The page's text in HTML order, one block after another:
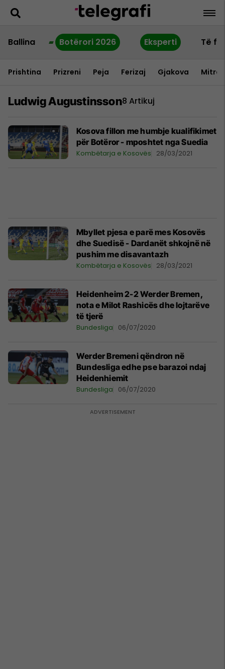
Ballina Botërori 2026 Eksperti Të
Prishtina Prizreni Peja Ferizaj Gjakova
Ludwig Augustinsson8 Artikuj
Kosova fillon me humbje kualifikimet
për Botëror - mposhtet nga Suedia
Kombëtarja e Kosovës 28/03/2021
Mbyllet pjesa e parë mes Kosovës
dhe Suedisë - Dardanët shkojnë në
pushim me disavantazh
Kombëtarja e Kosovës 28/03/2021
Heidenheim 2-2 Werder Bremen,
nota e Milot Rashicës dhe lojtarëve
të tjerë
Bundesliga 06/07/2020
Werder Bremeni qëndron në
Bundesliga edhe pse barazoi ndaj
Heidenhiemit
Bundesliga 06/07/2020